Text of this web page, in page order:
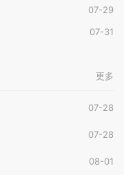
07-29
07-31
更多
07-28
07-28
08-01